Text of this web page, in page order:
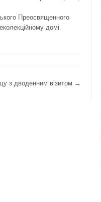
Преосвященного
домі.
з дводенним візитом →